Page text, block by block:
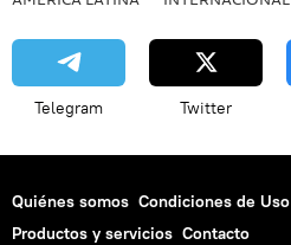
Telegram Twitter
Quiénes somos Condiciones de Uso
Productos y servicios Contacto